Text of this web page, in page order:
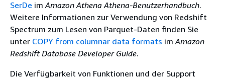
SerDe imAmazon Athena Athena-Benutzerhandbuch.
Weitere Informationen zur Verwendung von Redshift
Spectrum zum Lesen von Parquet-Daten finden Sie
unter COPY from columnar data formats imAmazon
Redshift Database Developer Guide.
Die Verfügbarkeit von Funktionen und der Support